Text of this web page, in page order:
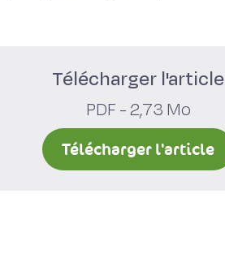
Télécharger l'article
PDF - 2,73 Mo
Télécharger l'article